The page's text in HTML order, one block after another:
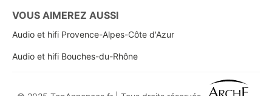
VOUS AIMEREZ AUSSI
Audio et hifi Provence-Alpes-Côte d'Azur
Audio et hifi Bouches-du-Rhône